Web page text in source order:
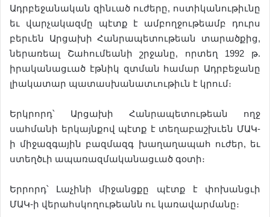
Ադրբեջանական զինւած ուժերը, ոստիկանութիւնը
եւ վարչակազմը պէտք է ամբողջութեամբ դուրս
բերւեն Արցախի Հանրապետութեան տարածքից,
ներառեալ Շահումեանի շրջանը, որտեղ 1992 թ.
իրականացւած էթնիկ զտման համար Ադրբեջանը
լիակատար պատասխանատւութիւն է կրում։
Երկրորդ՝ Արցախի Հանրապետութեան ողջ
սահմանի երկայնքով պէտք է տեղաբաշխւեն ՄԱԿ-
ի միջազգային բազմազգ խաղաղապահ ուժեր, եւ
ստեղծւի ապառազմականացւած գօտի։
Երրորդ՝ Լաչինի միջանցքը պէտք է փոխանցւի
ՄԱԿ-ի վերահսկողութեանն ու կառավարմանը։